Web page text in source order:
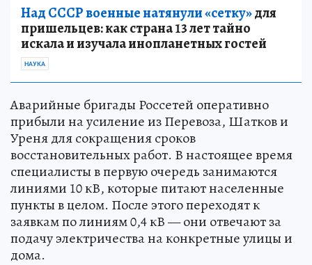
Над СССР военные натянули «сетку»для
пришельцев: как страна 13 лет тайно
искала и изучала инопланетных гостей
НАУКА
Аварийные бригады Россетей оперативно
прибыли на усиление из Перевоза, Шатков и
Уреня для сокращения сроков
восстановительных работ. В настоящее время
специалисты в первую очередь занимаются
линиями 10 кВ, которые питают населенные
пункты в целом. После этого переходят к
заявкам по линиям 0,4 кВ — они отвечают за
подачу электричества на конкретные улицы и
дома.